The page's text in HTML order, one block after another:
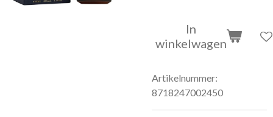
In
winkelwagen
Artikelnummer:
8718247002450